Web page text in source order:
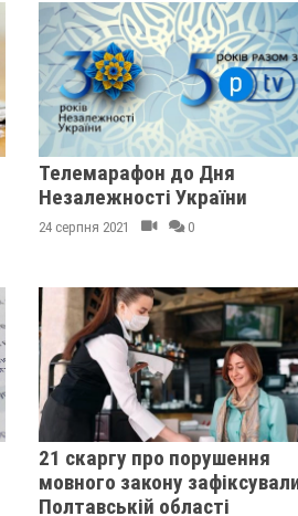
Телемарафон до Дня
Незалежності України
24 серпня 2021 0
21 скаргу про порушення
мовного закону
Полтавській області